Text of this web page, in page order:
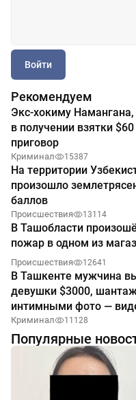
Войти
Рекомендуем
Экс-хокиму
в получении взятки
приговор
Криминал 15387
На территории
произошло
баллов
Происшествия 13114
В Ташобласти
пожар в одном из
Происшествия 12641
В Ташкенте мужчина
девушки $3000,
интимными фото —
Криминал 11128
Популярные